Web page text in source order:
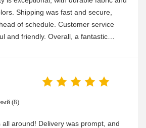
Shipping was fast and secure,
of schedule. Customer service
and friendly. Overall, a fantastic
(8)
all around! Delivery was prompt, and